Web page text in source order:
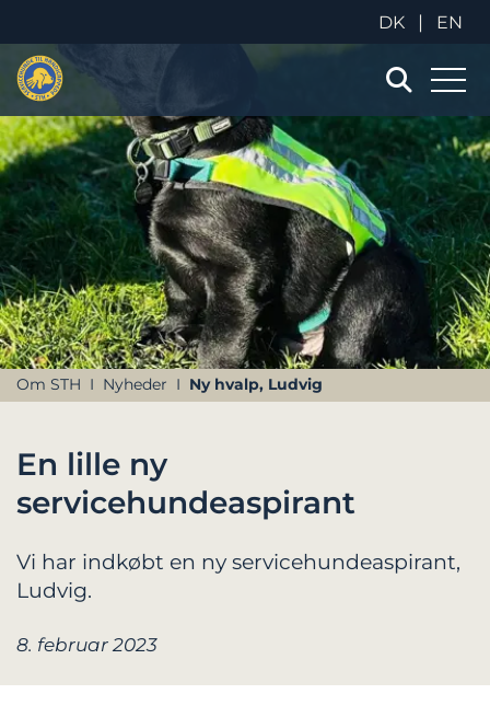
DK
| EN
Om STH Nyheder Ny hvalp, Ludvig
En lille ny
servicehundeaspirant
Vi har indkøbt en ny servicehundeaspirant,
Ludvig.
8. februar 2023